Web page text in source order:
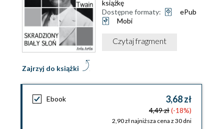
Zajrzyj do książki
książkę
Dostępne formaty:
ePub
Mobi
Czytaj fragment
Ebook 3,68 zł
4,49 zł(-18%)
2,90 zł najniższa cena z 30 dni